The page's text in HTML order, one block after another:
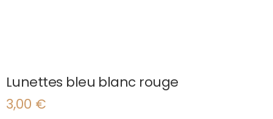
Lunettes bleu blanc rouge
3,00 €